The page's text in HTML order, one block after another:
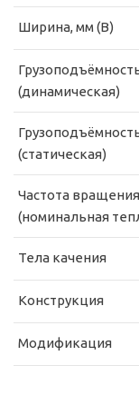
Ширина, мм (B)
(динамическая)
(статическая)
Частота вращения
(номинальная
Тела качения
Конструкция
Модификация